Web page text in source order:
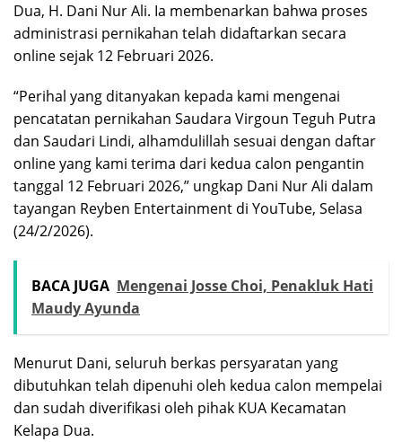
Dua, H. Dani Nur Ali. Ia membenarkan bahwa proses
administrasi pernikahan telah didaftarkan secara
online sejak 12 Februari 2026.
“Perihal yang ditanyakan kepada kami mengenai
pencatatan pernikahan Saudara Virgoun Teguh Putra
dan Saudari Lindi, alhamdulillah sesuai dengan daftar
online yang kami terima dari kedua calon pengantin
tanggal 12 Februari 2026,” ungkap Dani Nur Ali dalam
tayangan Reyben Entertainment di YouTube, Selasa
(24/2/2026).
BACA JUGA Mengenai Josse Choi, Penakluk Hati
Maudy Ayunda
Menurut Dani, seluruh berkas persyaratan yang
dibutuhkan telah dipenuhi oleh kedua calon mempelai
dan sudah diverifikasi oleh pihak KUA Kecamatan
Kelapa Dua.